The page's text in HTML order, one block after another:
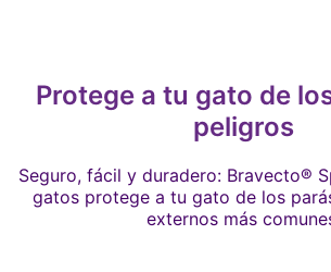
Protege a tu gato de
peligros
Seguro, fácil y duradero: Bravecto®
gatos protege a tu gato de los
externos más